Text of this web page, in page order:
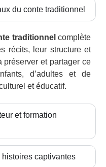
du conte traditionnel
traditionnel complète
récits, leur structure et
préserver et partager ce
d’adultes et de
et éducatif.
et formation
captivantes